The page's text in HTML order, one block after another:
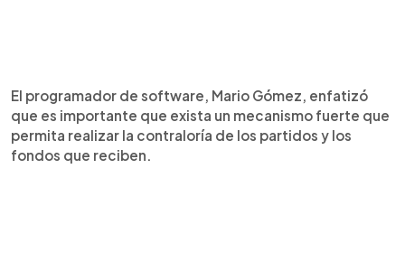
El programador de software, Mario Gómez, enfatizó
que es importante que exista un mecanismo fuerte que
permita realizar la contraloría de los partidos y los
fondos que reciben.